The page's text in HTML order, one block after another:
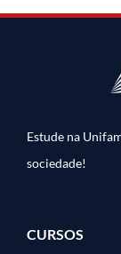
Estude na
sociedade!
CURSOS